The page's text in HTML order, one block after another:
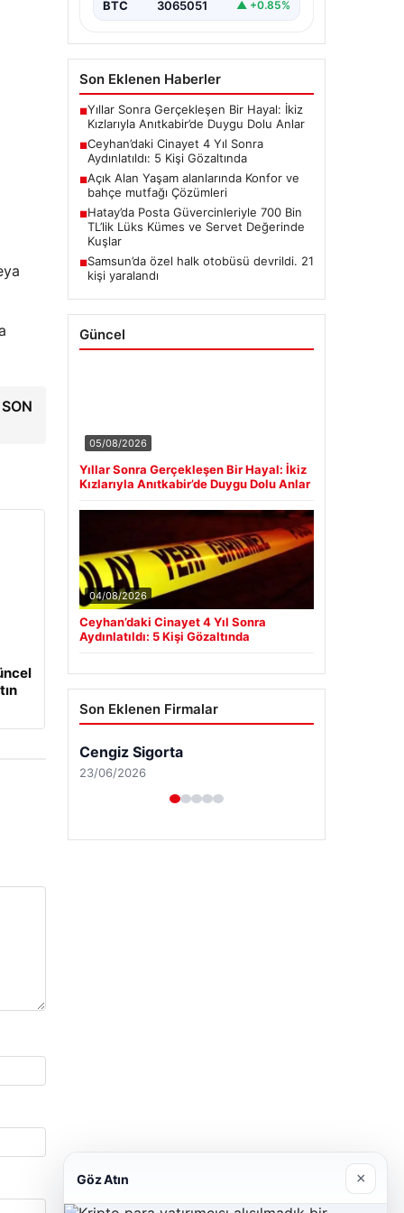
BTC 3065051 ▲ +0.85%
Son Eklenen Haberler
■Yıllar Sonra Gerçekleşen Bir Hayal: İkiz
Kızlarıyla Anıtkabir’de Duygu Dolu Anlar
■Ceyhan’daki Cinayet 4 Yıl Sonra
Aydınlatıldı: 5 Kişi Gözaltında
■Açık Alan Yaşam alanlarında Konfor ve
bahçe mutfağı Çözümleri
■Hatay’da Posta Güvercinleriyle 700 Bin
TL’lik Lüks Kümes ve Servet Değerinde
Kuşlar
■Samsun’da özel halk otobüsü devrildi. 21
kişi yaralandı
Güncel
05/08/2026
Yıllar Sonra Gerçekleşen Bir Hayal: İkiz
Kızlarıyla Anıtkabir’de Duygu Dolu Anlar
04/08/2026
Ceyhan’daki Cinayet 4 Yıl Sonra
Aydınlatıldı: 5 Kişi Gözaltında
Son Eklenen Firmalar
Cengiz Sigorta
23/06/2026
Göz Atın ×